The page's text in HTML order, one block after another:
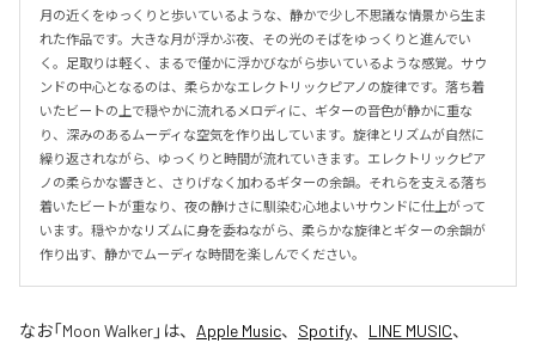
月の近くをゆっくりと歩いているような、静かで少し不思議な情景から生ま
れた作品です。大きな月が浮かぶ夜、その光のそばをゆっくりと進んでい
く。足取りは軽く、まるで僅かに浮かびながら歩いているような感覚。サウ
ンドの中心となるのは、柔らかなエレクトリックピアノの旋律です。落ち着
いたビートの上で穏やかに流れるメロディに、ギターの音色が静かに重な
り、深みのあるムーディな空気を作り出しています。旋律とリズムが自然に
繰り返されながら、ゆっくりと時間が流れていきます。エレクトリックピア
ノの柔らかな響きと、さりげなく加わるギターの余韻。それらを支える落ち
着いたビートが重なり、夜の静けさに馴染む心地よいサウンドに仕上がって
います。穏やかなリズムに身を委ねながら、柔らかな旋律とギターの余韻が
作り出す、静かでムーディな時間を楽しんでください。
なお「Moon Walker」は、 Apple Music、 Spotify、 LINE MUSIC、